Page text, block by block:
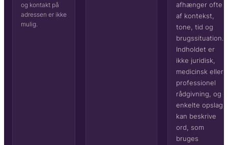
og kontakt på
adressen er ikke
mulig.
afhænger ofte
af kontekst,
tone, tid og
brugssituation.
Indholdet er
ikke juridisk,
medicinsk eller
professionel
rådgivning, og
enkelte opslag
kan beskrive
ord, som
bruges